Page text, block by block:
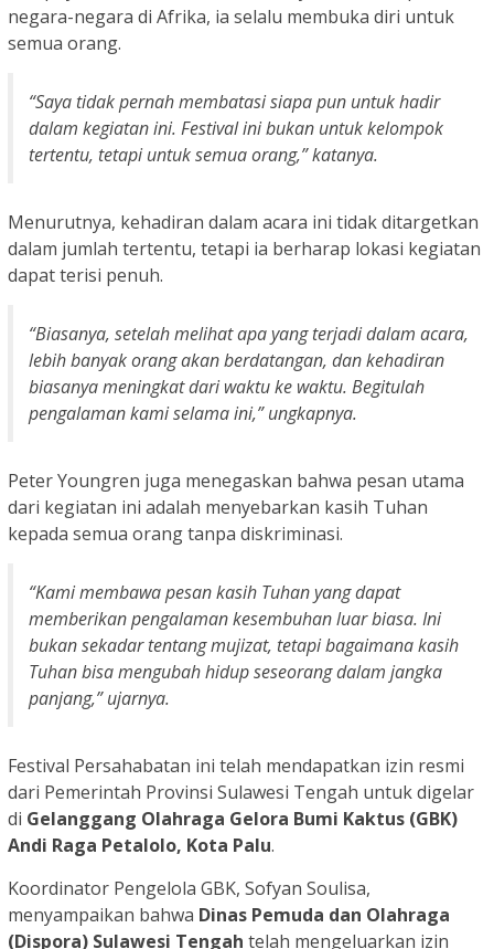
negara-negara di Afrika, ia selalu membuka diri untuk
semua orang.
“Saya tidak pernah membatasi siapa pun untuk hadir
dalam kegiatan ini. Festival ini bukan untuk kelompok
tertentu, tetapi untuk semua orang,” katanya.
Menurutnya, kehadiran dalam acara ini tidak ditargetkan
dalam jumlah tertentu, tetapi ia berharap lokasi kegiatan
dapat terisi penuh.
“Biasanya, setelah melihat apa yang terjadi dalam acara,
lebih banyak orang akan berdatangan, dan kehadiran
biasanya meningkat dari waktu ke waktu. Begitulah
pengalaman kami selama ini,” ungkapnya.
Peter Youngren juga menegaskan bahwa pesan utama
dari kegiatan ini adalah menyebarkan kasih Tuhan
kepada semua orang tanpa diskriminasi.
“Kami membawa pesan kasih Tuhan yang dapat
memberikan pengalaman kesembuhan luar biasa. Ini
bukan sekadar tentang mujizat, tetapi bagaimana kasih
Tuhan bisa mengubah hidup seseorang dalam jangka
panjang,” ujarnya.
Festival Persahabatan ini telah mendapatkan izin resmi
dari Pemerintah Provinsi Sulawesi Tengah untuk digelar
di Gelanggang Olahraga Gelora Bumi Kaktus (GBK)
Andi Raga Petalolo, Kota Palu.
Koordinator Pengelola GBK, Sofyan Soulisa,
menyampaikan bahwa Dinas Pemuda dan Olahraga
(Dispora) Sulawesi Tengah telah mengeluarkan izin